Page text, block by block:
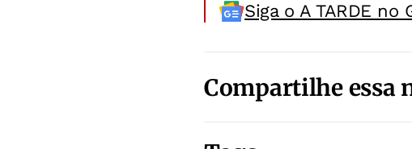
Siga o A TARDE no
Compartilhe essa